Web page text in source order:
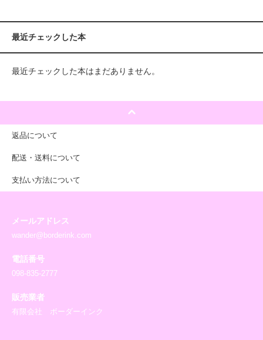
最近チェックした本
最近チェックした本はまだありません。
返品について
配送・送料について
支払い方法について
メールアドレス
wander@borderink.com
電話番号
098-835-2777
販売業者
有限会社 ボーダーインク